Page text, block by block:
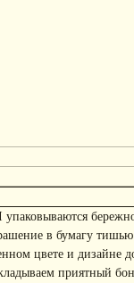
в бумагу
цвете и дизайне
приятный